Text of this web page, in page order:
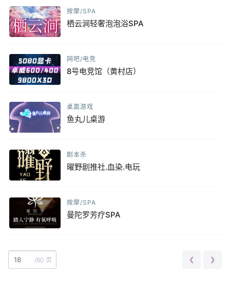
按摩/SPA
栖云涧轻奢泡泡浴SPA
网吧/电竞
8号电竞馆（黄村店）
桌面游戏
鱼丸儿桌游
剧本杀
曜野剧推社.血染.电玩
按摩/SPA
曼陀罗芳疗SPA
/60 页 ❮ ❯